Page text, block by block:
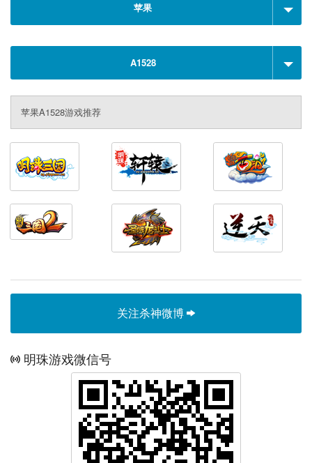
苹果
A1528
苹果A1528游戏推荐
关注杀神微博
明珠游戏微信号